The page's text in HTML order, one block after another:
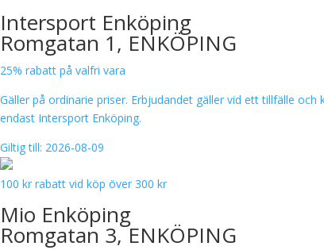
Intersport Enköping
Romgatan 1, ENKÖPING
25% rabatt på valfri vara
Gäller på ordinarie priser. Erbjudandet gäller vid ett tillfälle
endast Intersport Enköping.
Giltig till: 2026-08-09
100 kr rabatt vid köp över 300 kr
Mio Enköping
Romgatan 3, ENKÖPING